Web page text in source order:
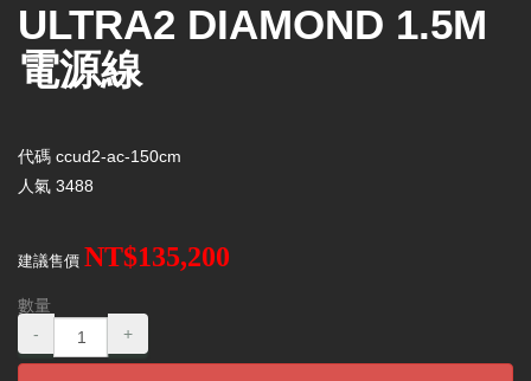
ULTRA2 DIAMOND 1.5M
電源線
代碼 ccud2-ac-150cm
人氣 3488
建議售價 NT$135,200
數量
-
+